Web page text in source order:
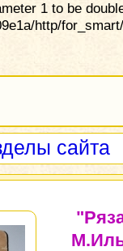
1 to be
http/
сайта